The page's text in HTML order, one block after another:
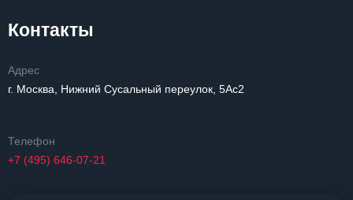
Контакты
Адрес
г. Москва, Нижний Сусальный переулок, 5Ас2
Телефон
+7 (495) 646-07-21